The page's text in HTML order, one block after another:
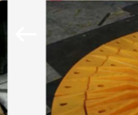
বাড়ি